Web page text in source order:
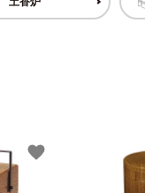
書籍
favorite